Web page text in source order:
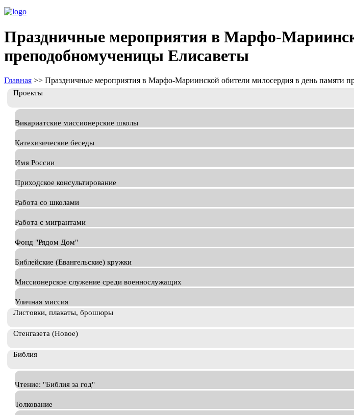
Праздничные мероприятия в Марфо-
преподобномученицы Елисаветы
Главная >> Праздничные мероприятия в Марфо-Мариинской обители милосердия в день памяти
Проекты
Викариатские миссионерские школы
Катехизические беседы
Имя России
Приходское консультирование
Работа со школами
Работа с мигрантами
Фонд "Рядом Дом"
Библейские (Евангельские) кружки
Миссионерское служение среди военнослужащих
Уличная миссия
Листовки, плакаты, брошюры
Стенгазета (Новое)
Библия
Чтение: "Библия за год"
Толкование